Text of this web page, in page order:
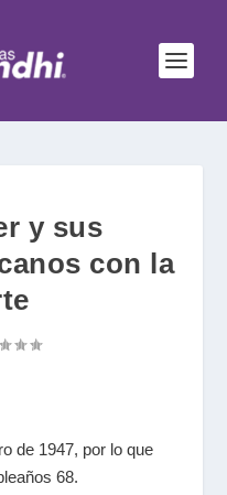
y sus
con la
de 1947, por lo que
68.